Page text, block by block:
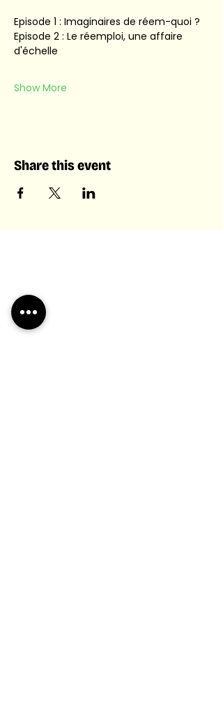
Episode 1 : Imaginaires de réem-quoi ?
Episode 2 : Le réemploi, une affaire
d'échelle
Show More
Share this event
Laboratory of Collective &